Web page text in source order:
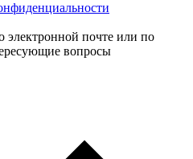
электронной почте или по
вопросы